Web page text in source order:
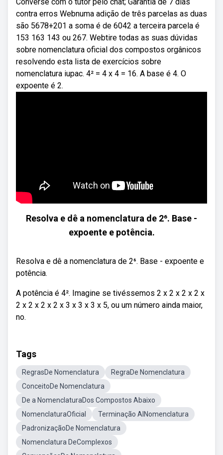
contra erros Webnuma adição de três parcelas as duas
são 5678+201 a soma é de 6042 a terceira parcela é
153 163 143 ou 267. Webtire todas as suas dúvidas
sobre nomenclatura oficial dos compostos orgânicos
resolvendo esta lista de exercícios sobre
nomenclatura iupac. 4² = 4 x 4 = 16. A base é 4. O
expoente é 2.
Resolva e dê a nomenclatura de 2⁶. Base -
expoente e potência.
Resolva e dê a nomenclatura de 2⁶. Base - expoente e
potência.
A potência é 4². Imagine se tivéssemos 2 x 2 x 2 x 2 x
2 x 2 x 2 x 2 x 3 x 3 x 3 x 5, ou um número ainda maior,
no.
Tags
RegrasDe Nomenclatura
RegraDe Nomenclatura
ConceitoDe Nomenclatura
De a NomenclaturaDos Compostos Abaixo
NomenclaturaOficial
Terminação AlNomenclatura
PadronizaçãoDe Nomenclatura
Nomenclatura DeComplexos